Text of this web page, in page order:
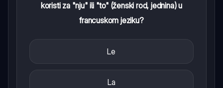
koristi za "nju" ili "to" (ženski rod, jednina) u
francuskom jeziku?
Le
La